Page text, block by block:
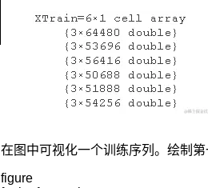
在图中可视化一个训练序列。绘制
figure